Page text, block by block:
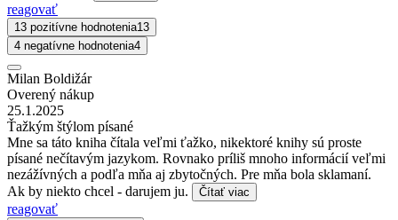
reagovať
13 pozitívne hodnotenia13
4 negatívne hodnotenia4
Milan Boldižár
Overený nákup
25.1.2025
Ťažkým štýlom písané
Mne sa táto kniha čítala veľmi ťažko, nikektoré knihy sú proste
písané nečítavým jazykom. Rovnako príliš mnoho informácií veľmi
nezážívných a podľa mňa aj zbytočných. Pre mňa bola sklamaní.
Ak by niekto chcel - darujem ju.
Čítať viac
reagovať